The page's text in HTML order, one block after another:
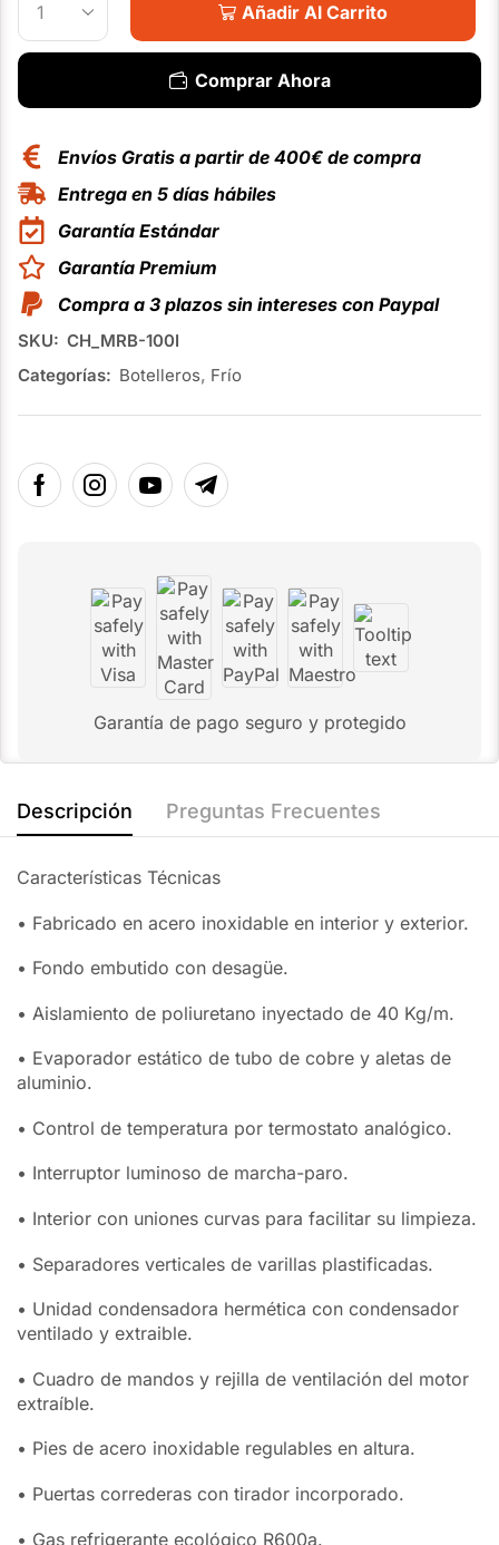
Añadir Al Carrito
Comprar Ahora
Envíos Gratis a partir de 400€ de compra
Entrega en 5 días hábiles
Garantía Estándar
Garantía Premium
Compra a 3 plazos sin intereses con Paypal
SKU: CH_MRB-100I
Categorías: Botelleros, Frío
Garantía de pago seguro y protegido
Descripción Preguntas Frecuentes
Características Técnicas
• Fabricado en acero inoxidable en interior y exterior.
• Fondo embutido con desagüe.
• Aislamiento de poliuretano inyectado de 40 Kg/m.
• Evaporador estático de tubo de cobre y aletas de
aluminio.
• Control de temperatura por termostato analógico.
• Interruptor luminoso de marcha-paro.
• Interior con uniones curvas para facilitar su limpieza.
• Separadores verticales de varillas plastificadas.
• Unidad condensadora hermética con condensador
ventilado y extraible.
• Cuadro de mandos y rejilla de ventilación del motor
extraíble.
• Pies de acero inoxidable regulables en altura.
• Puertas correderas con tirador incorporado.
• Gas refrigerante ecológico R600a.